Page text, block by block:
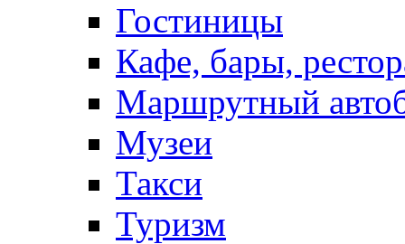
Гостиницы
Кафе, бары,
Маршрутный
Музеи
Такси
Туризм